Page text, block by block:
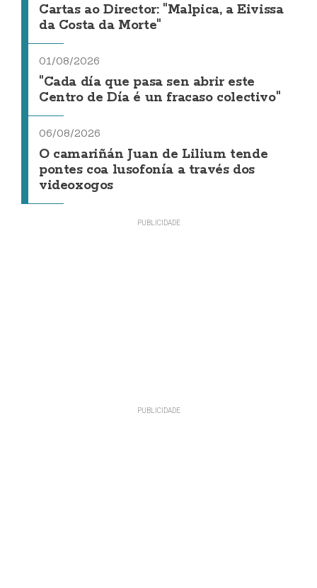
Cartas ao Director: "Malpica, a Eivissa
da Costa da Morte"
01/08/2026
"Cada día que pasa sen abrir este
Centro de Día é un fracaso colectivo"
06/08/2026
O camariñán Juan de Lilium tende
pontes coa lusofonía a través dos
videoxogos